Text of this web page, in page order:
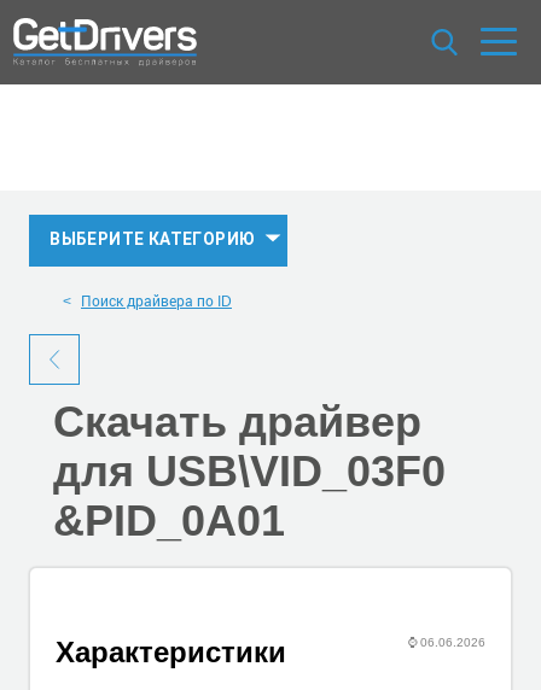
ВЫБЕРИТЕ КАТЕГОРИЮ
Поиск драйвера по ID
Скачать драйвер
для USB\VID_03F0
&PID_0A01
⌚06.06.2026
Характеристики